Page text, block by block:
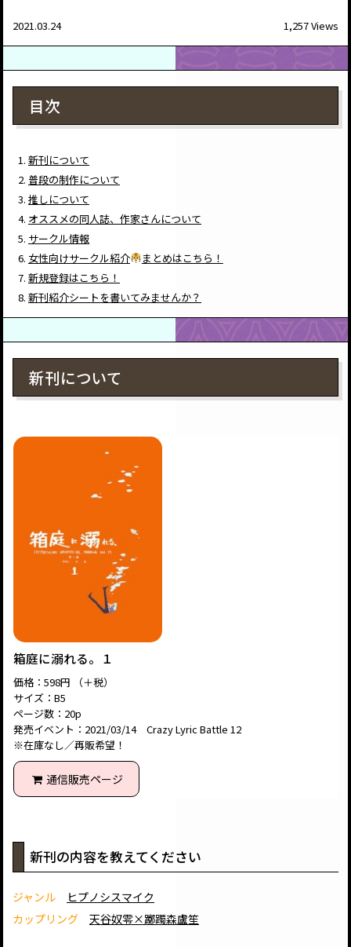
2021.03.24 1,257 Views
目次
新刊について
普段の制作について
推しについて
オススメの同人誌、作家さんについて
サークル情報
女性向けサークル紹介
まとめはこちら！
新規登録はこちら！
新刊紹介シートを書いてみませんか？
新刊について
箱庭に溺れる。１
価格：598円 （＋税）
サイズ：B5
ページ数：20p
発売イベント：2021/03/14 Crazy Lyric Battle 12
※在庫なし／再販希望！
通信販売ページ
新刊の内容を教えてください
ジャンル
ヒプノシスマイク
カップリング
天谷奴零×躑躅森盧笙